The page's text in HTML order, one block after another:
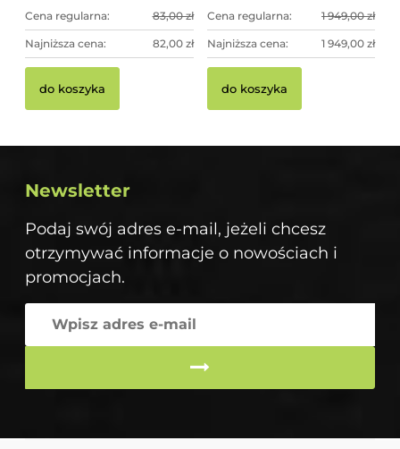
Cena regularna: 83,00 zł
Najniższa cena: 82,00 zł
do koszyka
Cena regularna: 1 949,00 zł
Najniższa cena: 1 949,00 zł
do koszyka
Newsletter
Podaj swój adres e-mail, jeżeli chcesz
otrzymywać informacje o nowościach i
promocjach.